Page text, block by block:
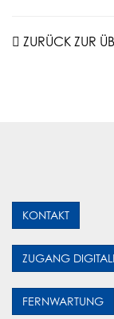
ZURÜCK ZUR
KONTAKT
ZUGANG
FERNWARTUNG